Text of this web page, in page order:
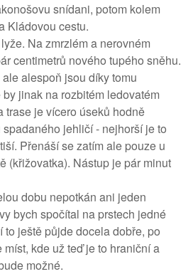
snídani, potom kolem
Kládovou cestu.
Na zmrzlém a nerovném
centimetrů nového tupého sněhu.
alespoň jsou díky tomu
jinak na rozbitém ledovatém
trase je vícero úseků hodně
jehličí - nejhorší je to
Přenáší se zatím ale pouze u
(křižovatka). Nástup je pár minut
dobu nepotkán ani jeden
bych spočítal na prstech jedné
to ještě půjde docela dobře, po
kde už teď je to hraniční a
možné.